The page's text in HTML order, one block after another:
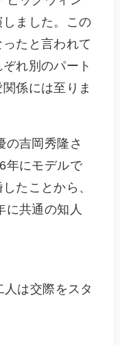
ました。この
たと言われて
れ別のパート
係には至りま
の吉岡秀隆さ
年にモデルで
たことから、
に共通の知人
は交際をスタ